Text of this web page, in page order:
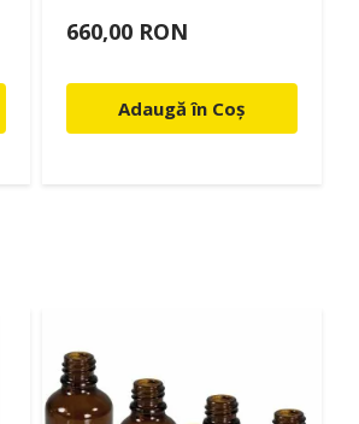
660,00 RON
Adaugă în Coș